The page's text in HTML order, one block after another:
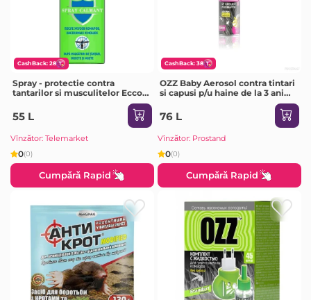
CashBack: 28
Spray - protectie contra
tantarilor si musculitelor Ecco,
55 L
Vînzător: Telemarket
0(0)
Cumpără Rapid
CashBack: 38
OZZ Baby Aerosol contra tintari
si capusi p/u haine de la 3 ani
76 L
Vînzător: Prostand
0(0)
Cumpără Rapid